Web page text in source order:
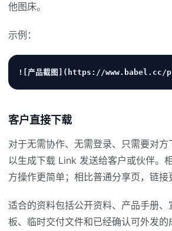
他图床。
示例：
![产品截图](https://www.babel.cc/
客户直接下载
对于无需协作、无需登录、只需要对
以生成下载 Link 发送给客户或伙伴。
方操作更简单；相比普通分享页，链接
适合的资料包括公开资料、产品手册、
板、临时交付文件和已经确认可外发的